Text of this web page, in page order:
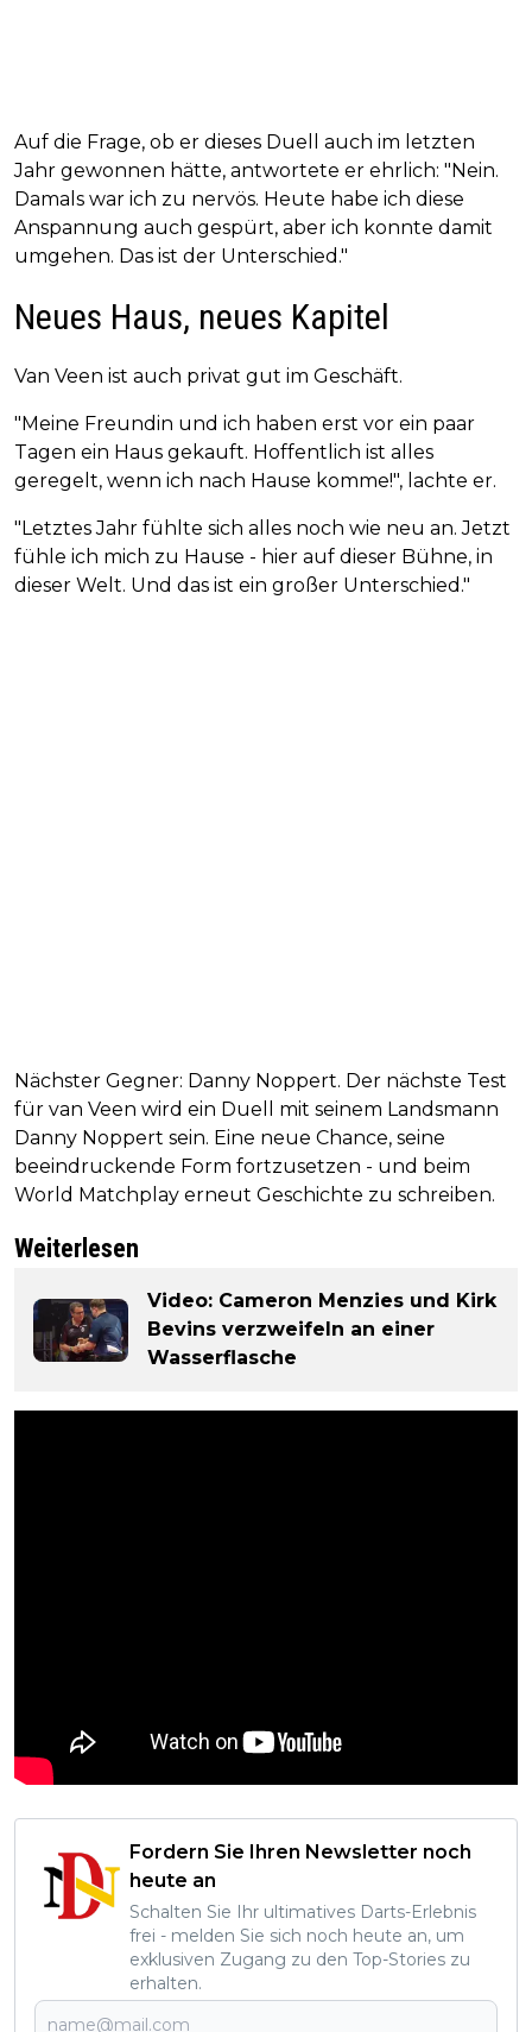
Auf die Frage, ob er dieses Duell auch im letzten
Jahr gewonnen hätte, antwortete er ehrlich: "Nein.
Damals war ich zu nervös. Heute habe ich diese
Anspannung auch gespürt, aber ich konnte damit
umgehen. Das ist der Unterschied."
Neues Haus, neues Kapitel
Van Veen ist auch privat gut im Geschäft.
"Meine Freundin und ich haben erst vor ein paar
Tagen ein Haus gekauft. Hoffentlich ist alles
geregelt, wenn ich nach Hause komme!", lachte er.
"Letztes Jahr fühlte sich alles noch wie neu an. Jetzt
fühle ich mich zu Hause - hier auf dieser Bühne, in
dieser Welt. Und das ist ein großer Unterschied."
Nächster Gegner: Danny Noppert. Der nächste Test
für van Veen wird ein Duell mit seinem Landsmann
Danny Noppert sein. Eine neue Chance, seine
beeindruckende Form fortzusetzen - und beim
World Matchplay erneut Geschichte zu schreiben.
Weiterlesen
Video: Cameron Menzies und Kirk
Bevins verzweifeln an einer
Wasserflasche
Fordern Sie Ihren Newsletter noch
heute an
Schalten Sie Ihr ultimatives Darts-Erlebnis
frei - melden Sie sich noch heute an, um
exklusiven Zugang zu den Top-Stories zu
erhalten.